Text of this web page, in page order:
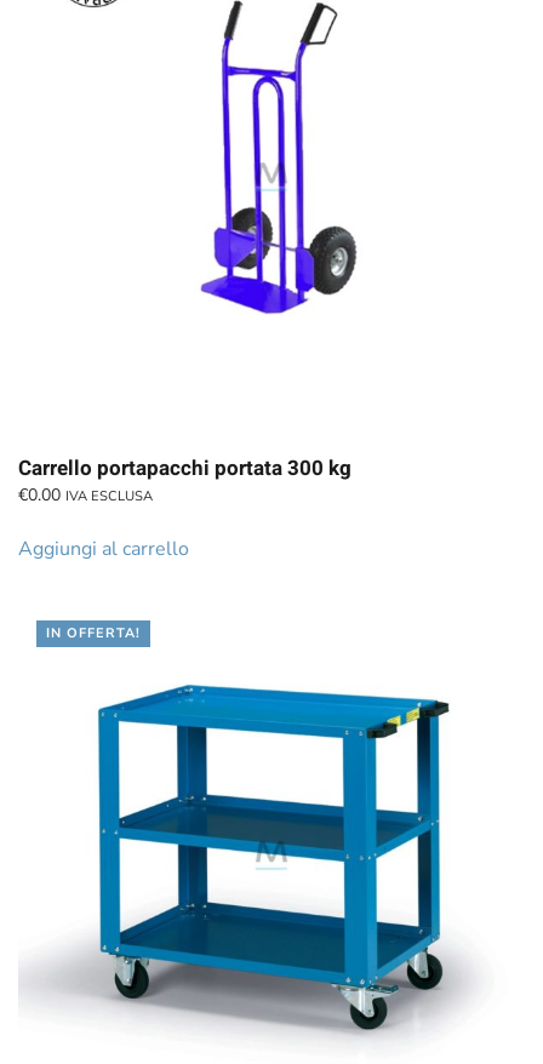
Carrello portapacchi portata 300 kg
€0.00 IVA ESCLUSA
Aggiungi al carrello
IN OFFERTA!